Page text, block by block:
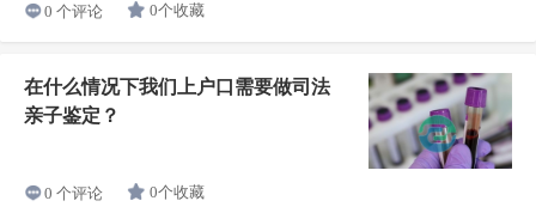
0 个评论 0个收藏
在什么情况下我们上户口需要做司法
亲子鉴定？
0 个评论 0个收藏